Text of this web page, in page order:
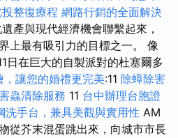
整復療程 網路行銷的全面解決
產與現代經濟機會聯繫起來，
上最有吸引力的目標之一。 像
日在巨大的自製派對的杜塞爾多
，讓您的婚禮更完美:11 除蟑除害
蟲清除服務 11 台中辦理台胞證
洗手台，兼具美觀與實用性 AM
從芥末混蛋跳出來，向城市市長